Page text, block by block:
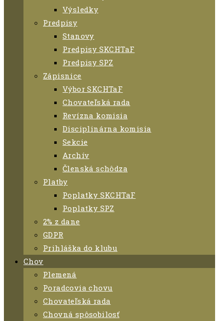
Výsledky
Predpisy
Stanovy
Predpisy SKCHTaF
Predpisy SPZ
Zápisnice
Výbor SKCHTaF
Chovateľská rada
Revízna komisia
Disciplinárna komisia
Sekcie
Archív
Členská schôdza
Platby
Poplatky SKCHTaF
Poplatky SPZ
2% z dane
GDPR
Prihláška do klubu
Chov
Plemená
Poradcovia chovu
Chovateľská rada
Chovná spôsobilosť